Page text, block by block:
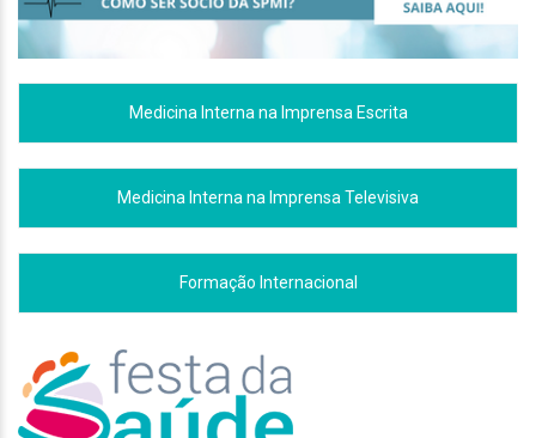
Medicina Interna na Imprensa Escrita
Medicina Interna na Imprensa Televisiva
Formação Internacional